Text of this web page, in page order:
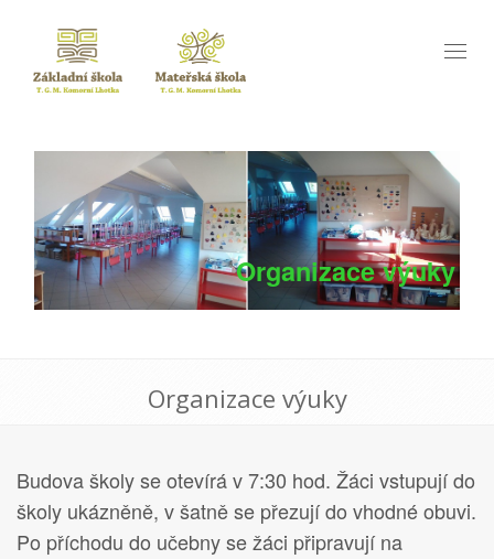
Organizace výuky
Organizace výuky
Budova školy se otevírá v 7:30 hod. Žáci vstupují do
školy ukázněně, v šatně se přezují do vhodné obuvi.
Po příchodu do učebny se žáci připravují na